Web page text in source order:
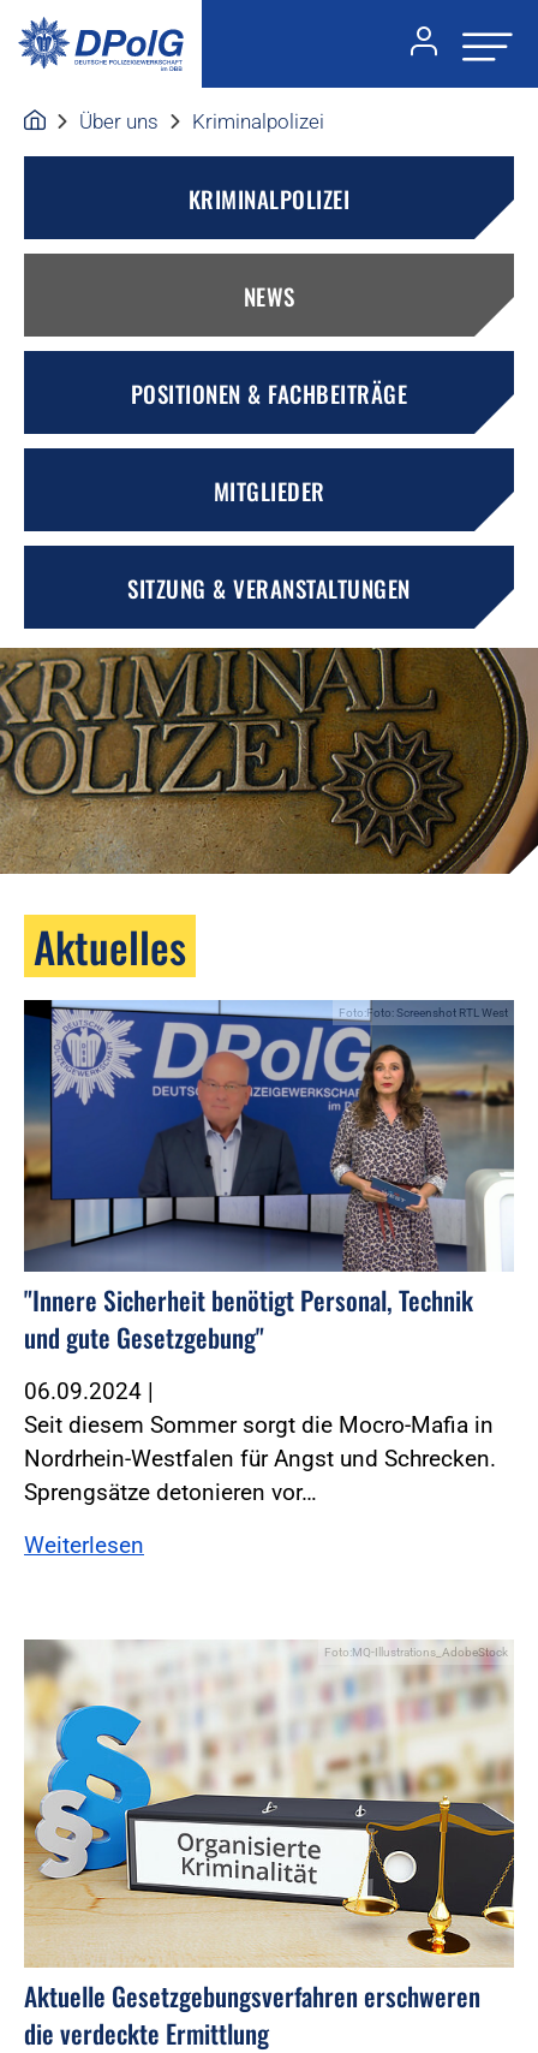
Über uns Kriminalpolizei
KRIMINALPOLIZEI
NEWS
POSITIONEN & FACHBEITRÄGE
MITGLIEDER
SITZUNG & VERANSTALTUNGEN
Aktuelles
Foto:Foto: Screenshot RTL West
"Innere Sicherheit benötigt Personal, Technik
und gute Gesetzgebung"
06.09.2024 |
Seit diesem Sommer sorgt die Mocro-Mafia in
Nordrhein-Westfalen für Angst und Schrecken.
Sprengsätze detonieren vor…
Weiterlesen
Foto:MQ-Illustrations_AdobeStock
Aktuelle Gesetzgebungsverfahren erschweren
die verdeckte Ermittlung